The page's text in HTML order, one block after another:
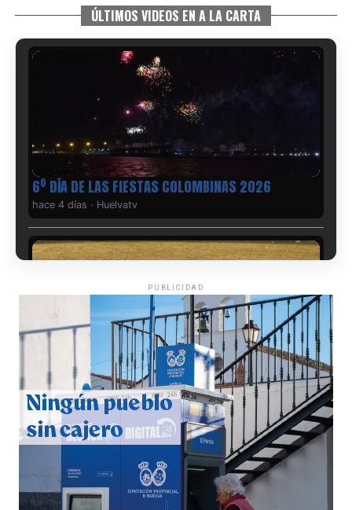
ÚLTIMOS VIDEOS EN A LA CARTA
6º DÍA DE LAS FIESTAS COLOMBINAS 2026
hace 4 días · Huelvatv
QUINTA CORRIDA DE LAS FIESTAS COLOMBINAS
2026
hace 4 días·Huelvatv
PUBLICIDAD